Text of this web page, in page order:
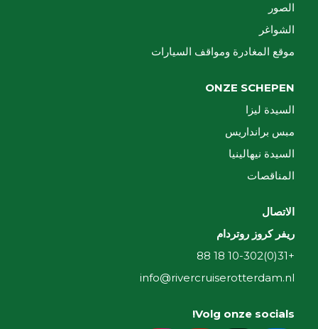
الصور
الشواغر
موقع المغادرة ومواقف السيارات
ONZE SCHEPEN
السيدة ليزا
مبس برانداريس
السيدة نيهالينيا
المناقصات
الاتصال
ريفر كروز روتردام
+31(0)10-302 18 88
info@rivercruiserotterdam.nl
Volg onze socials!